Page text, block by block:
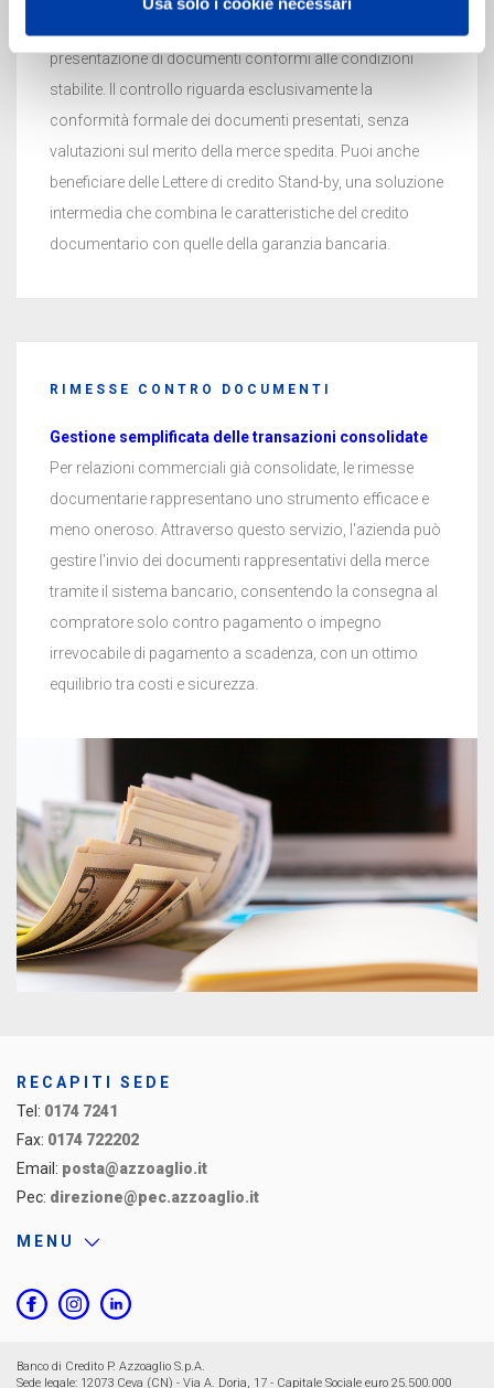
presentazione di documenti conformi alle condizioni
stabilite. Il controllo riguarda esclusivamente la
conformità formale dei documenti presentati, senza
valutazioni sul merito della merce spedita. Puoi anche
beneficiare delle Lettere di credito Stand-by, una soluzione
intermedia che combina le caratteristiche del credito
documentario con quelle della garanzia bancaria.
RIMESSE CONTRO DOCUMENTI
Gestione semplificata delle transazioni consolidate
Per relazioni commerciali già consolidate, le rimesse
documentarie rappresentano uno strumento efficace e
meno oneroso. Attraverso questo servizio, l'azienda può
gestire l'invio dei documenti rappresentativi della merce
tramite il sistema bancario, consentendo la consegna al
compratore solo contro pagamento o impegno
irrevocabile di pagamento a scadenza, con un ottimo
equilibrio tra costi e sicurezza.
RECAPITI SEDE
Tel: 0174 7241
Fax: 0174 722202
Email: posta@azzoaglio.it
Pec: direzione@pec.azzoaglio.it
MENU
Banco di Credito P. Azzoaglio S.p.A.
Sede legale: 12073 Ceva (CN) - Via A. Doria, 17 - Capitale Sociale euro 25.500.000